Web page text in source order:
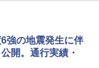
強の地震発生に伴
開。通行実績・